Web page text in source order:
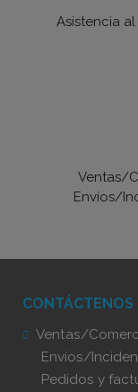
Asistencia
Ventas/
Envíos/
CONTÁCTENOS
Ventas/
Envíos/
Pedidos y